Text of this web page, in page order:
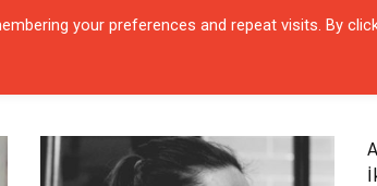
KARŞILAŞMALAR ZAMANIN İÇINDEN
your preferences and repeat visits. By